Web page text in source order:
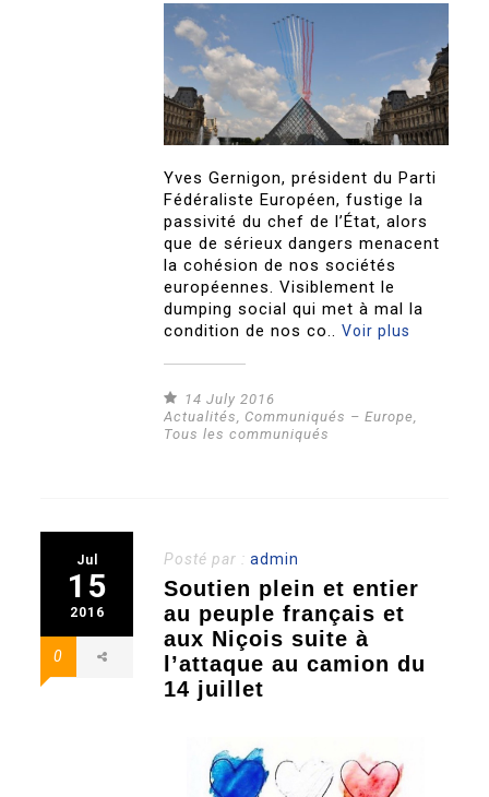
Yves Gernigon, président du Parti
Fédéraliste Européen, fustige la
passivité du chef de l’État, alors
que de sérieux dangers menacent
la cohésion de nos sociétés
européennes. Visiblement le
dumping social qui met à mal la
condition de nos co..Voir plus
14 July 2016
Actualités, Communiqués – Europe,
Tous les communiqués
Jul
15
2016
0
Posté par :admin
Soutien plein et entier
au peuple français et
aux Niçois suite à
l’attaque au camion du
14 juillet